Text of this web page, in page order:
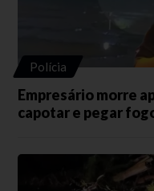
Polícia
Empresário morre
capotar e pegar